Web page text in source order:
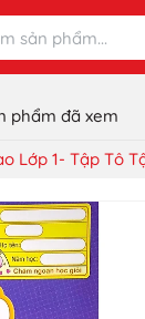
phẩm đã xem
Lớp 1- Tập Tô